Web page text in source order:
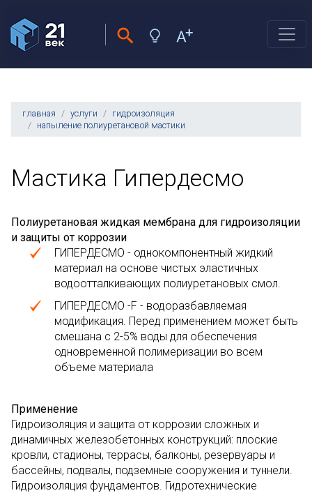
главная услуги
гидроизоляция
напыление полиуретановой мастики
Мастика Гипердесмо
Полиуретановая жидкая мембрана для гидроизоляции
и защиты от коррозии
ГИПЕРДЕСМО - однокомпонентный жидкий
материал на основе чистых эластичных
водоотталкивающих полиуретановых смол.
ГИПЕРДЕСМО -F - водоразбавляемая
модификация. Перед применением может быть
смешана с 2-5% воды для обеспечения
одновременной полимеризации во всем
объеме материала
Применение
Гидроизоляция и защита от коррозии сложных и
динамичных железобетонных конструкций: плоские
кровли, стадионы, террасы, балконы, резервуары и
бассейны, подвалы, подземные сооружения и туннели.
Гидроизоляция фундаментов. Гидротехнические